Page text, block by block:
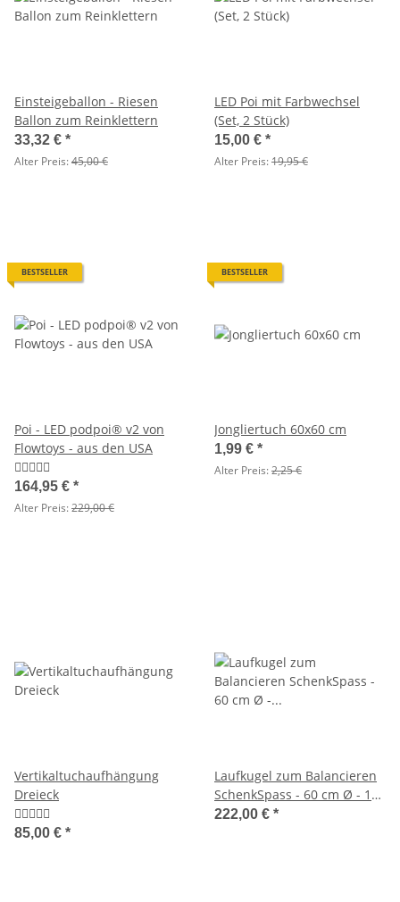
Einsteigeballon - Riesen
Ballon zum Reinklettern
33,32 € *
Alter Preis:45,00 €
LED Poi mit Farbwechsel
(Set, 2 Stück)
15,00 € *
Alter Preis:19,95 €
BESTSELLER
Poi - LED podpoi® v2 von
Flowtoys - aus den USA
164,95 € *
Alter Preis:229,00 €
BESTSELLER
Jongliertuch 60x60 cm
1,99 € *
Alter Preis:2,25 €
Vertikaltuchaufhängung
Dreieck
85,00 € *
Laufkugel zum Balancieren
SchenkSpass - 60 cm Ø - 10
kg
222,00 € *